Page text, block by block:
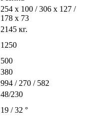
254 х 100 / 306 х 127 /
178 х 73
2145 кг.
1250
500
380
994 / 270 / 582
48/230
19 / 32 °